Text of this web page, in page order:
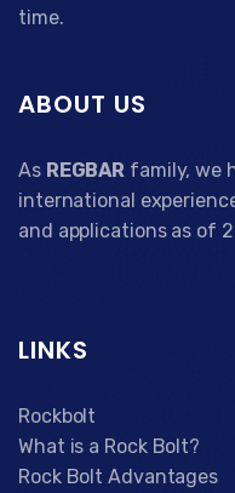
time.
ABOUT US
As REGBAR family, we
international
and applications as of
LINKS
Rockbolt
What is a Rock Bolt?
Rock Bolt Advantages